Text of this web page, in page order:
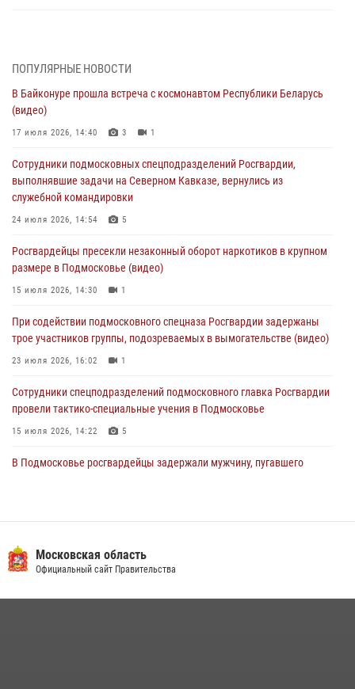
03 августа 2026, 15:08 1
В Подмосковье отметили годовщину со Дня образования ОМОН
«Пересвет»
02 августа 2026, 18:01
Офицер подмосковного главка Росгвардии стал гостем эфира
«Радио 1»
01 августа 2026, 17:57
крупную сумму в Подмосковье
31 июля 2026, 13:00
действиях в Подмосковье (видео)
31 июля 2026, 09:00
ПОПУЛЯРНЫЕ НОВОСТИ
В Байконуре прошла встреча с космонавтом Республики Беларусь
(видео)
17 июля 2026, 14:40 3 1
Сотрудники подмосковных спецподразделений Росгвардии,
выполнявшие задачи на Северном Кавказе, вернулись из
служебной командировки
24 июля 2026, 14:54 5
Росгвардейцы пресекли незаконный оборот наркотиков в крупном
размере в Подмосковье (видео)
15 июля 2026, 14:30 1
При содействии подмосковного спецназа Росгвардии задержаны
трое участников группы, подозреваемых в вымогательстве (видео)
23 июля 2026, 16:02 1
Сотрудники спецподразделений подмосковного главка Росгвардии
провели тактико-специальные учения в Подмосковье
15 июля 2026, 14:22 5
В Подмосковье росгвардейцы задержали мужчину, пугавшего
федеральном розыске (видео)
22 июля 2026, 14:15 1
Московская область
Официальный сайт Правительства